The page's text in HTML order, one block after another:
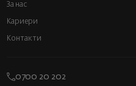
За нас
Кариери
Контакти
0700 20 202